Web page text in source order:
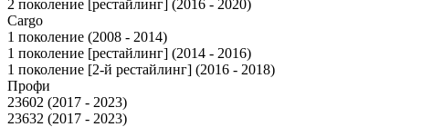
2 поколение [рестайлинг] (2016 - 2020)
Cargo
1 поколение (2008 - 2014)
1 поколение [рестайлинг] (2014 - 2016)
1 поколение [2-й рестайлинг] (2016 - 2018)
Профи
23602 (2017 - 2023)
23632 (2017 - 2023)